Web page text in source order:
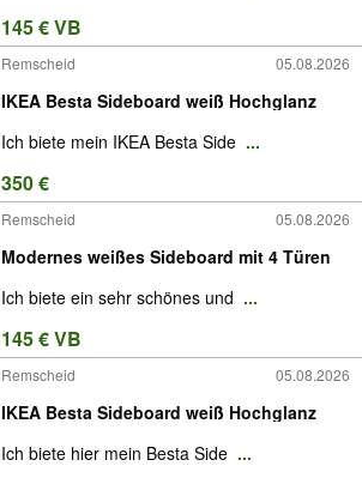
145 € VB
Remscheid 05.08.2026
IKEA Besta Sideboard weiß Hochglanz
Ich biete mein IKEA Besta Side ...
350 €
Remscheid 05.08.2026
Modernes weißes Sideboard mit 4 Türen
Ich biete ein sehr schönes und ...
145 € VB
Remscheid 05.08.2026
IKEA Besta Sideboard weiß Hochglanz
Ich biete hier mein Besta Side ...